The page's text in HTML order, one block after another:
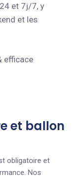
et 7j/7, y
et les
efficace
et ballon
obligatoire et
Nos